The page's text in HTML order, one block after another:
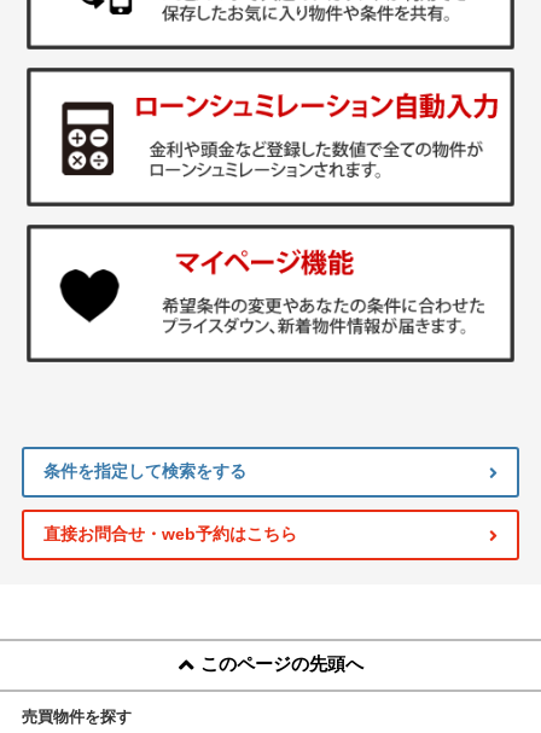
条件を指定して検索をする
直接お問合せ・web予約はこちら
このページの先頭へ
売買物件を探す